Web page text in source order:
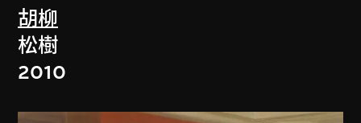
胡柳
松樹
2010